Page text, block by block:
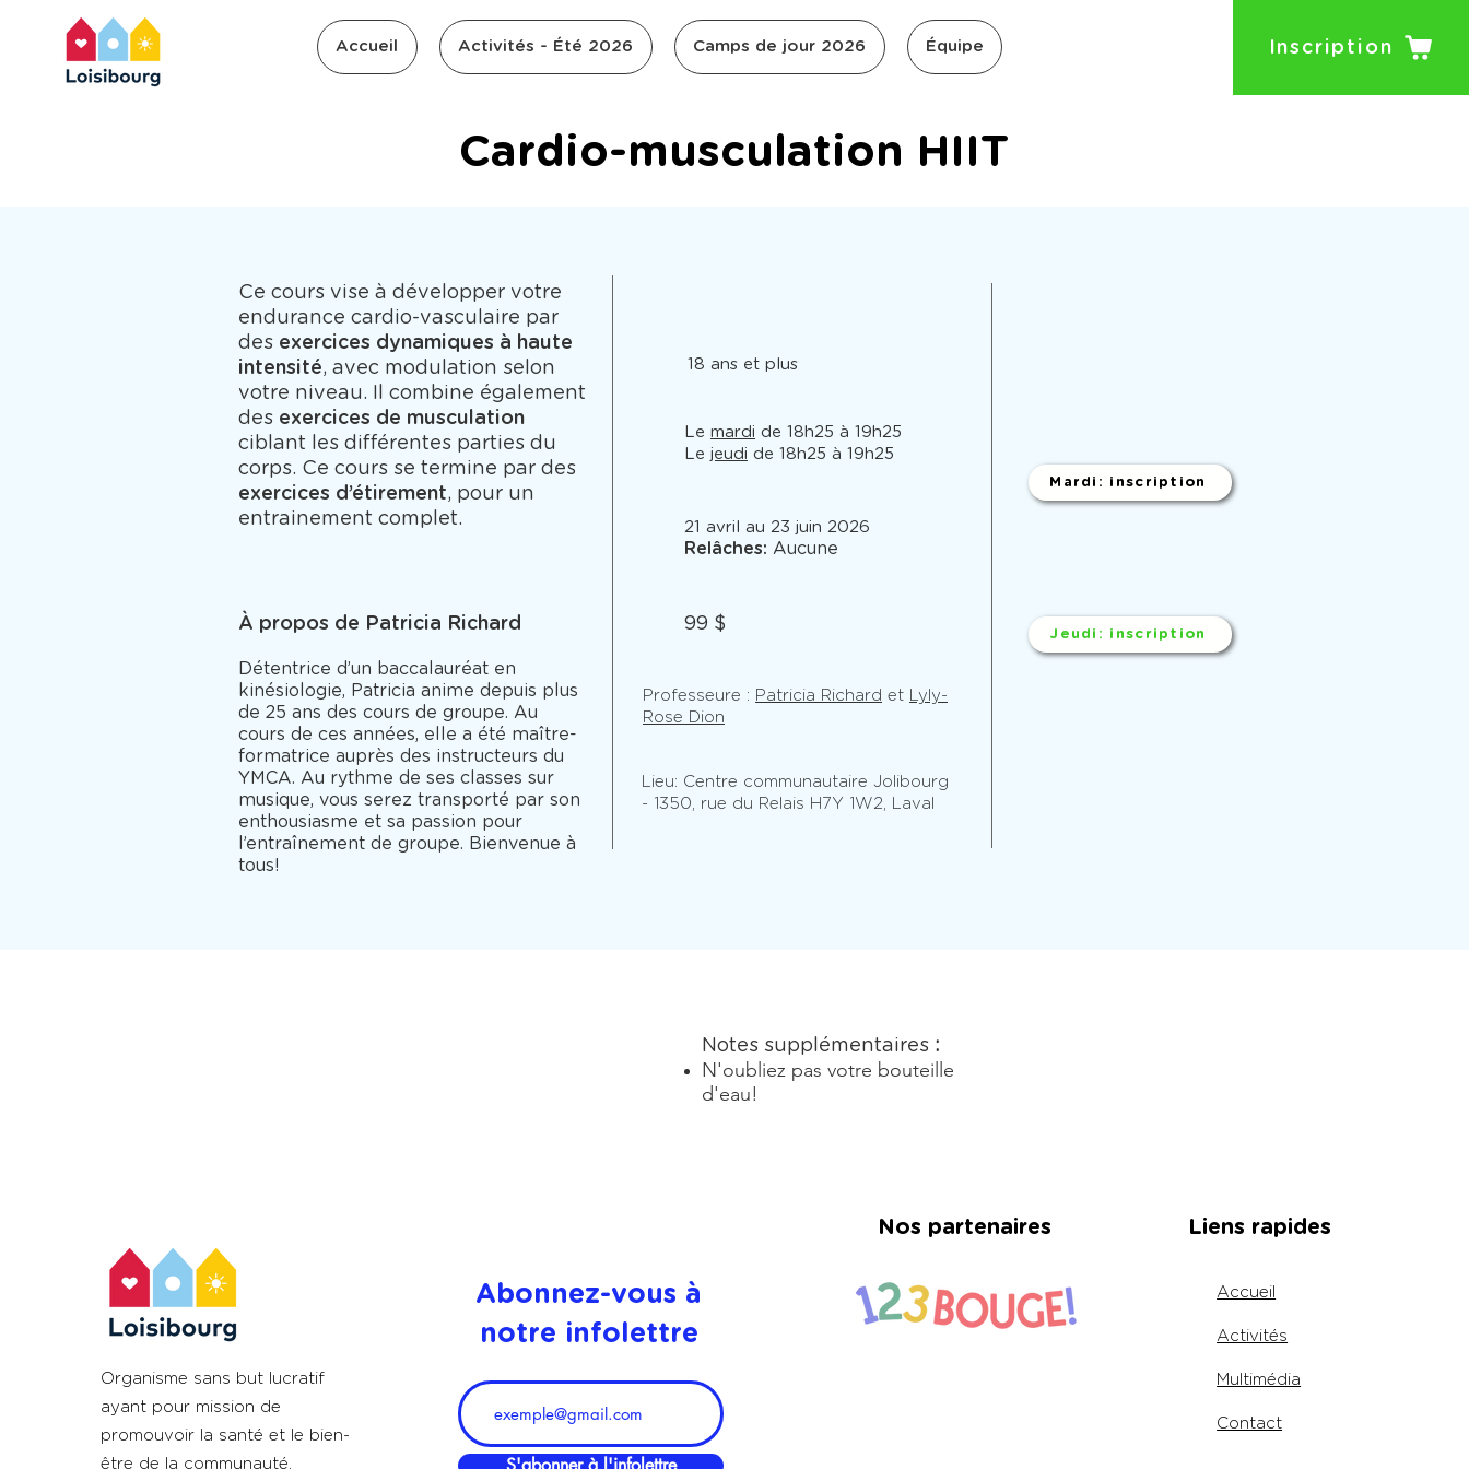
Accueil Activités - Été 2026 Camps de jour 2026 Équipe Inscription
Cardio-musculation HIIT
Ce cours vise à développer votre
endurance cardio-vasculaire par
des exercices dynamiques à haute
intensité, avec modulation selon
votre niveau. Il combine également
des exercices de musculation
ciblant les différentes parties du
corps. Ce cours se termine par des
exercices d’étirement, pour un
entrainement complet.
18 ans et plus
Le mardi de 18h25 à 19h25
Le jeudi de 18h25 à 19h25
Mardi: inscription
21 avril au 23 juin 2026
Relâches: Aucune
À propos de Patricia Richard
Détentrice d’un baccalauréat en
kinésiologie, Patricia anime depuis plus
de 25 ans des cours de groupe. Au
cours de ces années, elle a été maître-
formatrice auprès des instructeurs du
YMCA. Au rythme de ses classes sur
musique, vous serez transporté par son
enthousiasme et sa passion pour
l’entraînement de groupe. Bienvenue à
tous!
99 $ Jeudi: inscription
Professeure : Patricia Richard et Lyly-
Rose Dion
Lieu: Centre communautaire Jolibourg
- 1350, rue du Relais H7Y 1W2, Laval
Notes supplémentaires :
N'oubliez pas votre bouteille
d'eau!
Organisme sans but lucratif
ayant pour mission de
promouvoir la santé et le bien-
être de la communauté.
Pavé-uni Leblanc
Abonnez-vous à
notre infolettre
Nos partenaires Liens rapides
Accueil
Activités
Multimédia
Contact